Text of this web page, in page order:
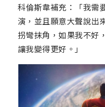
科倫斯韋補充：「我需
演，並且願意大聲說出
拐彎抹角，如果我不好
讓我變得更好。」